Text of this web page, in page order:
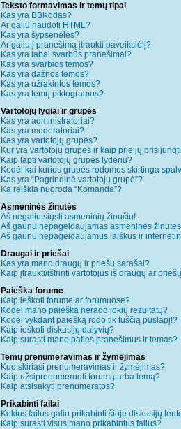
Teksto formavimas ir temų tipai
Kas yra BBKodas?
Ar galiu naudoti HTML?
Kas yra šypsenėlės?
Ar galiu į pranešimą įtraukti paveikslėlį?
Kas yra labai svarbūs pranešimai?
Kas yra svarbios temos?
Kas yra dažnos temos?
Kas yra užrakintos temos?
Kas yra temų piktogramos?
Vartotojų lygiai ir grupės
Kas yra administratoriai?
Kas yra moderatoriai?
Kas yra vartotojų grupės?
Kur yra vartotojų grupės ir kaip prie jų
Kaip tapti vartotojų grupės lyderiu?
Kodėl kai kurios grupės rodomos skirtinga
Kas yra “Pagrindinė vartotojų grupė”?
Ką reiškia nuoroda “Komanda”?
Asmeninės žinutės
Aš negaliu siųsti asmeninių žinučių!
Aš gaunu nepageidaujamas asmenines
Aš gaunu nepageidaujamus laiškus ir
Draugai ir priešai
Kas yra mano draugų ir priešų sąrašai?
Kaip įtraukti/ištrinti vartotojus iš draugų ar
Paieška forume
Kaip ieškoti forume ar forumuose?
Kodėl mano paieška nerado jokių rezultatų?
Kodėl vykdant paiešką rodo tik tuščią puslapį!?
Kaip ieškoti diskusijų dalyvių?
Kaip surasti mano paties pranešimus ir temas?
Temų prenumeravimas ir žymėjimas
Kuo skiriasi prenumeravimas ir žymėjimas?
Kaip užsiprenumeruoti forumą arba temą?
Kaip atsisakyti prenumeratos?
Prikabinti failai
Kokius failus galiu prikabinti šioje diskusijų
Kaip surasti visus mano prikabintus failus?